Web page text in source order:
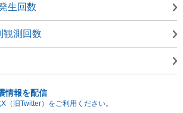
生回数
観測回数
情報を配信
（旧Twitter）をご利用ください。